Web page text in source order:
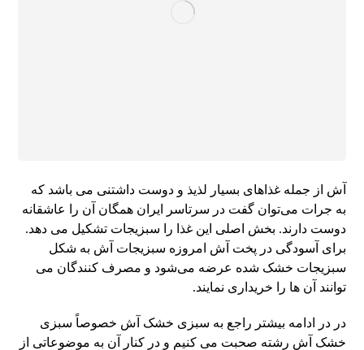
آش از جمله غذاهای بسیار لذیذ و دوست داشتنی می باشد که
به جرات می‌توان گفت در سرتاسر ایران همگان آن را عاشقانه
دوست دارند. بخش اصلی این غذا را سبزیجات تشکیل می دهد.
برای آسودگی در پخت آش امروزه سبزیجات آش به شکل
سبزیجات خشک شده عرضه می‌شود و مصرف کنندگان می
توانند آن ها را خریداری نمایند.
در در ادامه بیشتر راجع به سبزی خشک آش خصوصاً سبزی
خشک آش رشته صحبت می کنیم و در کنار آن به موضوعاتی از